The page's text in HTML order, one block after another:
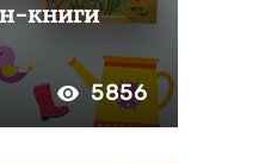
книги
5856